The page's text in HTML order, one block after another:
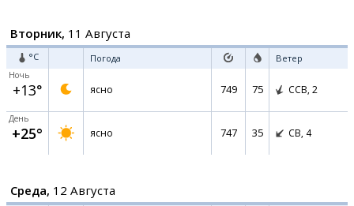
Вторник, 11 Августа
°C Погода Ветер
Ночь
+13° ясно 749 75 ССВ, 2
День
+25° ясно 747 35 СВ, 4
Среда, 12 Августа